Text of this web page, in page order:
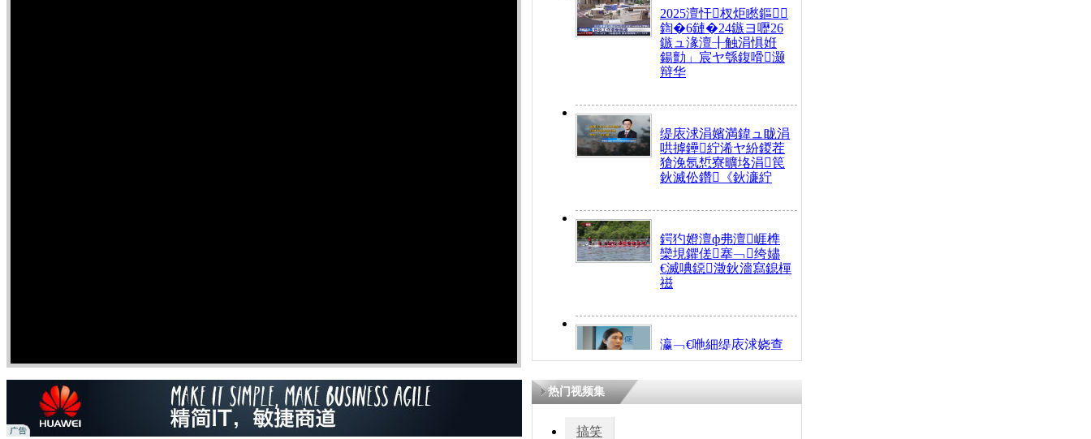
2025澶忓杈炬矁鏂
鍧�6鏈�24鏃ヨ嚦26
鏃ュ湪澶╂触涓惧姙
鍚勯」宸ヤ綔鍑嗗灏
辩华
缇庡浗涓嬪満鍏ュ眬涓
哄摢鑸紵浠ヤ紛鍐茬
獊浼氬惁寮曠垎涓笢
鈥滅伀鑽《鈥濓紵
鍔犳嬁澶ф弗澶崕榫
欒垷鑺傞搴﹁绔嬧
€滅唺鐚澂鈥濇寫鎴樿
禌
瀛﹁€咃細缇庡浗娆查
€间笢鍗椾簹涓庝腑鍥
熷悎浣� 涓ㄥ浗闄呰
热门视频集
搞笑